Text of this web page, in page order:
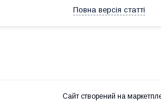
Повна версія статті
Сайт створений на